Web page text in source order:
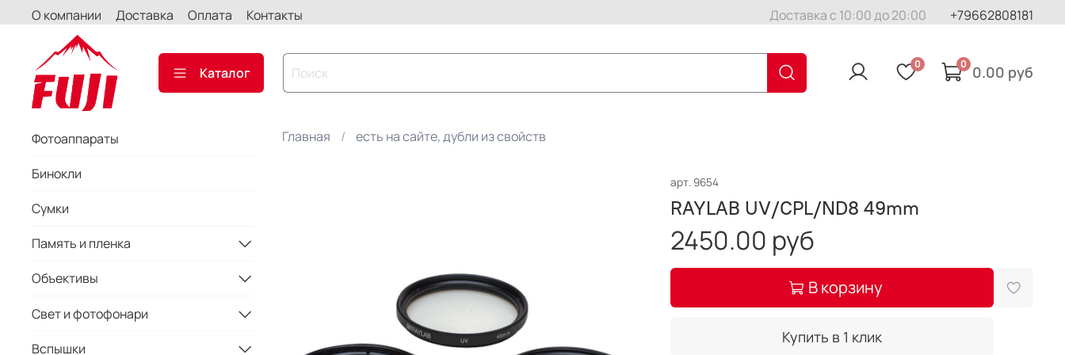
О компании Доставка Оплата Контакты Доставка с 10:00 до 20:00 +79662808181
Каталог
0 0 0.00 руб
Главная есть на сайте, дубли из свойств
арт. 9654
RAYLAB UV/CPL/ND8 49mm
2450.00 руб
В корзину
Купить в 1 клик
Фотоаппараты
Бинокли
Сумки
Память и пленка
Объективы
Свет и фотофонари
Вспышки